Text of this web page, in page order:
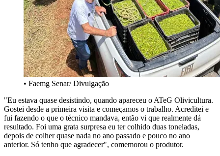
• Faemg Senar/ Divulgação
"Eu estava quase desistindo, quando apareceu o ATeG Olivicultura.
Gostei desde a primeira visita e começamos o trabalho. Acreditei e
fui fazendo o que o técnico mandava, então vi que realmente dá
resultado. Foi uma grata surpresa eu ter colhido duas toneladas,
depois de colher quase nada no ano passado e pouco no ano
anterior. Só tenho que agradecer", comemorou o produtor.